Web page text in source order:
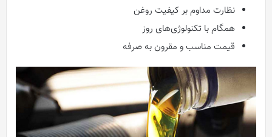
نظارت مداوم بر کیفیت روغن
همگام با تکنولوژی‌های روز
قیمت مناسب و مقرون به صرفه